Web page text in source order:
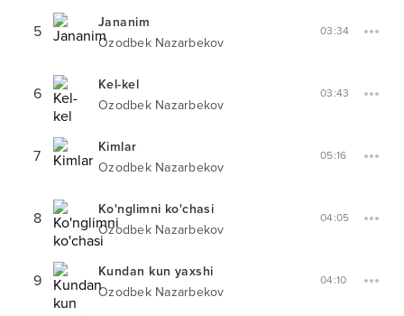
5
Jananim
Ozodbek Nazarbekov
03:34
6
Kel-kel
Ozodbek Nazarbekov
03:43
7
Kimlar
Ozodbek Nazarbekov
05:16
8
Ko'nglimni ko'chasi
Ozodbek Nazarbekov
04:05
9
Kundan kun yaxshi
Ozodbek Nazarbekov
04:10